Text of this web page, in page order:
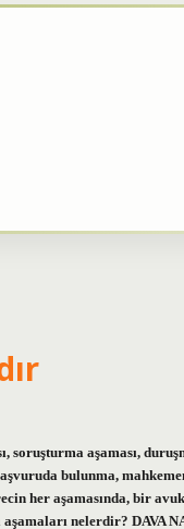
soruşturma aşaması,
bulunma,
her aşamasında, bir
nelerdir? DAVA